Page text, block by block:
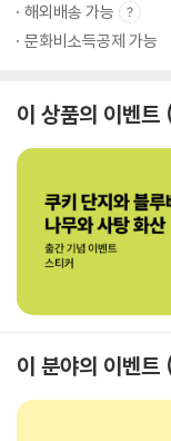
해외배송 가능
문화비소득공제 가능
이 상품의 이벤트
이 분야의 이벤트